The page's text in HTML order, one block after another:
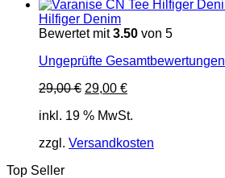
Hilfiger Denim
Bewertet mit3.50 von 5
Ungeprüfte Gesamtbewertungen
29,00€ Ursprünglicher
war:
29,00 €Aktueller
ist:
inkl. 19 % MwSt.
zzgl. Versandkosten
Top Seller